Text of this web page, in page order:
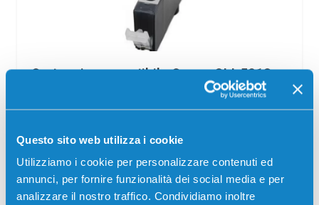
Questo sito web utilizza i cookie
Utilizziamo i cookie per personalizzare contenuti ed
annunci, per fornire funzionalità dei social media e per
analizzare il nostro traffico. Condividiamo inoltre
Cartuccia compatibile Canon CLI-521C
Compatibile Ciano
Codice:CLI-521C.C
Cartuccia compatibile Canon CLI-521C 2934B001 CIANO
446 pagine per Stampanti: Canon PIXMA IP3600, Canon
PIXMA IP4600, Canon PIXMA IP4700, Canon PIXMA
MP540, Canon PIXMA MP550,…